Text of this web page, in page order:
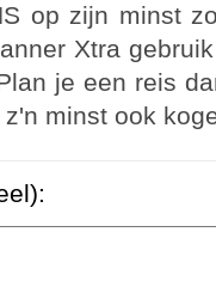
op zijn minst
Xtra
je een reis
minst ook